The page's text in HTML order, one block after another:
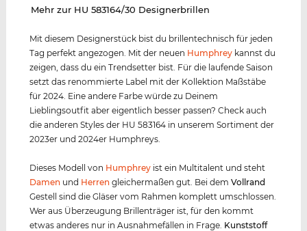
‌Mehr zur HU 583164/30 Designerbrillen
Mit diesem Designerstück bist du brillentechnisch für jeden
Tag perfekt angezogen. Mit der neuen Humphrey kannst du
zeigen, dass du ein Trendsetter bist. Für die laufende Saison
setzt das renommierte Label mit der Kollektion Maßstäbe
für 2024. Eine andere Farbe würde zu Deinem
Lieblingsoutfit aber eigentlich besser passen? Check auch
die anderen Styles der HU 583164 in unserem Sortiment der
2023er und 2024er Humphreys.
Dieses Modell von Humphrey ist ein Multitalent und steht
Damen und Herren gleichermaßen gut. Bei demVollrand
Gestell sind die Gläser vom Rahmen komplett umschlossen.
Wer aus Überzeugung Brillenträger ist, für den kommt
etwas anderes nur in Ausnahmefällen in Frage. Kunststoff